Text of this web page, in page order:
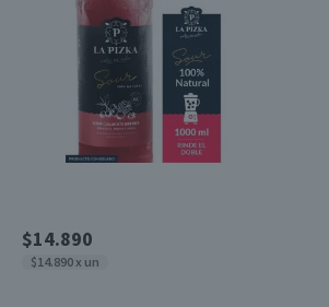
$14.890
$14.890 x un